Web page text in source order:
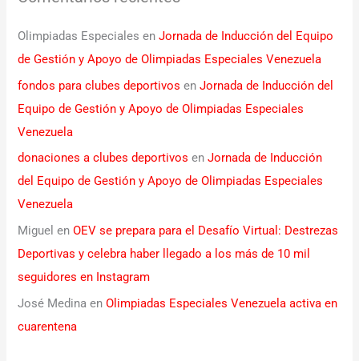
Olimpiadas Especiales enJornada de Inducción del Equipo
de Gestión y Apoyo de Olimpiadas Especiales Venezuela
fondos para clubes deportivos enJornada de Inducción del
Equipo de Gestión y Apoyo de Olimpiadas Especiales
Venezuela
donaciones a clubes deportivos enJornada de Inducción
del Equipo de Gestión y Apoyo de Olimpiadas Especiales
Venezuela
Miguel enOEV se prepara para el Desafío Virtual: Destrezas
Deportivas y celebra haber llegado a los más de 10 mil
seguidores en Instagram
José Medina enOlimpiadas Especiales Venezuela activa en
cuarentena